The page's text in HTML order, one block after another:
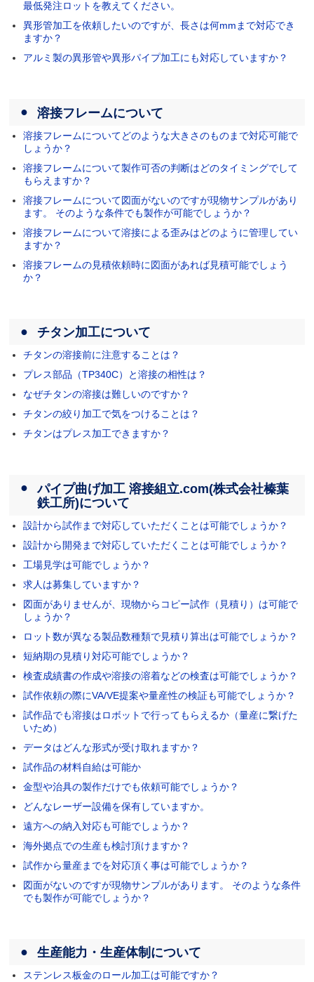
最低発注ロットを教えてください。
異形管加工を依頼したいのですが、長さは何mmまで対応でき
ますか？
アルミ製の異形管や異形パイプ加工にも対応していますか？
溶接フレームについて
溶接フレームについてどのような大きさのものまで対応可能で
しょうか？
溶接フレームについて製作可否の判断はどのタイミングでして
もらえますか？
溶接フレームについて図面がないのですが現物サンプルがあり
ます。 そのような条件でも製作が可能でしょうか？
溶接フレームについて溶接による歪みはどのように管理してい
ますか？
溶接フレームの見積依頼時に図面があれば見積可能でしょう
か？
チタン加工について
チタンの溶接前に注意することは？
プレス部品（TP340C）と溶接の相性は？
なぜチタンの溶接は難しいのですか？
チタンの絞り加工で気をつけることは？
チタンはプレス加工できますか？
パイプ曲げ加工 溶接組立.com(株式会社榛葉
鉄工所)について
設計から試作まで対応していただくことは可能でしょうか？
設計から開発まで対応していただくことは可能でしょうか？
工場見学は可能でしょうか？
求人は募集していますか？
図面がありませんが、現物からコピー試作（見積り）は可能で
しょうか？
ロット数が異なる製品数種類で見積り算出は可能でしょうか？
短納期の見積り対応可能でしょうか？
検査成績書の作成や溶接の溶着などの検査は可能でしょうか？
試作依頼の際にVA/VE提案や量産性の検証も可能でしょうか？
試作品でも溶接はロボットで行ってもらえるか（量産に繋げた
いため）
データはどんな形式が受け取れますか？
試作品の材料自給は可能か
金型や治具の製作だけでも依頼可能でしょうか？
どんなレーザー設備を保有していますか。
遠方への納入対応も可能でしょうか？
海外拠点での生産も検討頂けますか？
試作から量産までを対応頂く事は可能でしょうか？
図面がないのですが現物サンプルがあります。 そのような条件
でも製作が可能でしょうか？
生産能力・生産体制について
ステンレス板金のロール加工は可能ですか？